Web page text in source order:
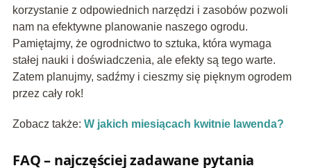
korzystanie z odpowiednich narzędzi i zasobów pozwoli
nam na efektywne planowanie naszego ogrodu.
Pamiętajmy, że ogrodnictwo to sztuka, która wymaga
stałej nauki i doświadczenia, ale efekty są tego warte.
Zatem planujmy, sadźmy i cieszmy się pięknym ogrodem
przez cały rok!
Zobacz także: W jakich miesiącach kwitnie lawenda?
FAQ – najczęściej zadawane pytania